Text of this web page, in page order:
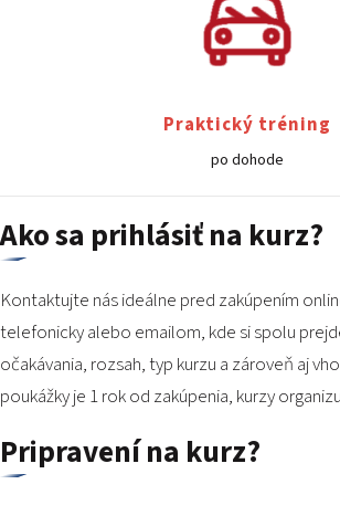
Praktický tréning
po dohode
Ako sa prihlásiť na kurz?
Kontaktujte nás ideálne pred zakúpením
telefonicky alebo emailom, kde si spolu
očakávania, rozsah, typ kurzu a zároveň aj
poukážky je 1 rok od zakúpenia, kurzy
Pripravení na kurz?